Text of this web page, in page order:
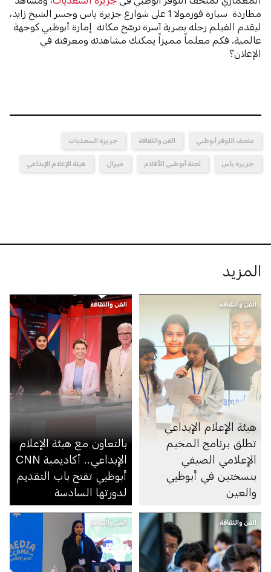
مطاردة سيارة فورمولا 1 على شوارع جزيرة ياس وجسر الشيخ زايد،
ليقدم الفيلم رحلة بصرية آسرة ترسّخ مكانة إمارة أبوظبي كوجهة
عالمية. فكم معلماً مميزاً يمكنك مشاهدته ومعرفته في
الإعلان؟
متحف اللوفر أبوظبي الفن والثقافة جزيرة السعديات
جزيرة ياس لجنة أبوظبي للأفلام ميرال هيئة الإعلام الإبداعي
المزيد
الفن والثقافة
هيئة الإعلام الإبداعي
تطلق برنامج المخيم
الإعلامي الصيفي
بنسختين في أبوظبي
والعين
الفن والثقافة
بالتعاون مع هيئة الإعلام
الإبداعي.. أكاديمية CNN
أبوظبي تفتح باب التقديم
لدورتها السادسة
الفن والثقافة الفن والثقافة